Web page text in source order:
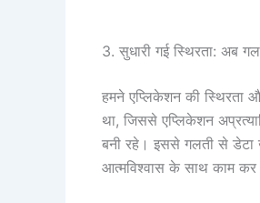
3. सुधारी गई स्थिरता: अब
हमने एप्लिकेशन की स्थिरता
था, जिससे एप्लिकेशन
बनी रहे। इससे गलती से डेटा
आत्मविश्वास के साथ काम